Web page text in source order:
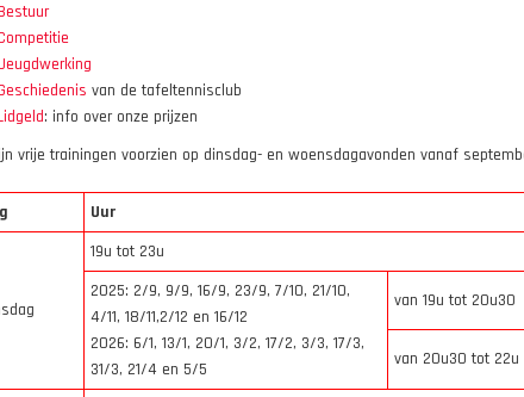
van de tafeltennisclub
: info over onze prijzen
vrije trainingen voorzien op dinsdag- en woensdagavonden vanaf
Uur
19u tot 23u
2025: 2/9, 9/9, 16/9, 23/9, 7/10, 21/10,
4/11, 18/11,2/12 en 16/12
2026: 6/1, 13/1, 20/1, 3/2, 17/2, 3/3, 17/3,
31/3, 21/4 en 5/5
van 19u tot 20u30
van 20u30 tot 22u